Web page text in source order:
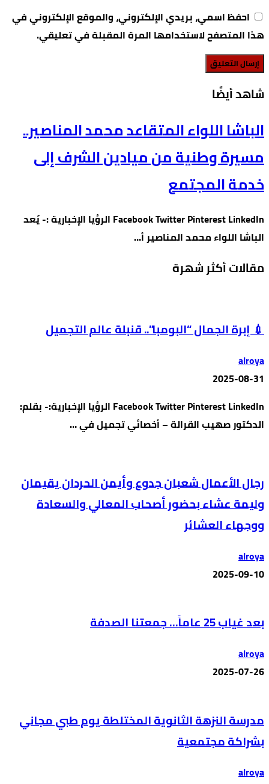
احفظ اسمي، بريدي الإلكتروني، والموقع الإلكتروني في
هذا المتصفح لاستخدامها المرة المقبلة في تعليقي.
‫شاهد أيضًا‬
الباشا اللواء المتقاعد محمد المناصير..
مسيرة وطنية من ميادين الشرف إلى
خدمة المجتمع
Facebook Twitter Pinterest LinkedIn الرؤيا الإخبارية :- يُعد
الباشا اللواء محمد المناصير أ…
مقالات أكثر شهرة
💉 إبرة الجمال “البومبا”.. قنبلة عالم التجميل
alroya
2025-08-31
Facebook Twitter Pinterest LinkedIn الرؤيا الإخبارية:- بقلم:
الدكتور صهيب القرالة – أخصائي تجميل في …
رجال الأعمال شعبان جدوع وأيمن الحردان يقيمان
وليمة عشاء بحضور أصحاب المعالي والسعادة
ووجهاء العشائر
alroya
2025-09-10
بعد غياب 25 عاماً… جمعتنا الصدفة
alroya
2025-07-26
مدرسة النزهة الثانوية المختلطة يوم طبي مجاني
بشراكة مجتمعية
alroya